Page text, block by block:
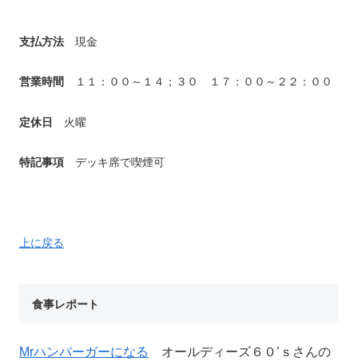
支払方法 現金
営業時間 １１：００～１４；３０ １７：００～２２：００
定休日 火曜
特記事項 デッキ席で喫煙可
上に戻る
食事レポート
Mrハンバーガーになる
オールディーズ６０’ｓさんの